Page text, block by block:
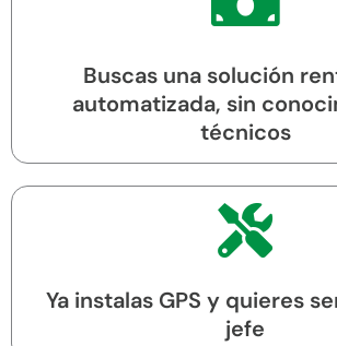
Buscas una solución
automatizada, sin
técnicos
Ya instalas GPS y quieres
jefe